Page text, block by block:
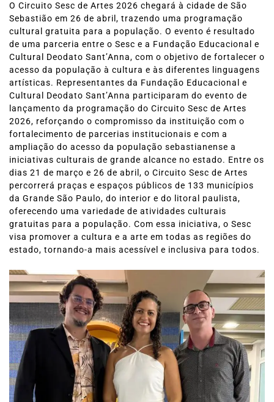
O Circuito Sesc de Artes 2026 chegará à cidade de São
Sebastião em 26 de abril, trazendo uma programação
cultural gratuita para a população. O evento é resultado
de uma parceria entre o Sesc e a Fundação Educacional e
Cultural Deodato Sant’Anna, com o objetivo de fortalecer o
acesso da população à cultura e às diferentes linguagens
artísticas. Representantes da Fundação Educacional e
Cultural Deodato Sant’Anna participaram do evento de
lançamento da programação do Circuito Sesc de Artes
2026, reforçando o compromisso da instituição com o
fortalecimento de parcerias institucionais e com a
ampliação do acesso da população sebastianense a
iniciativas culturais de grande alcance no estado. Entre os
dias 21 de março e 26 de abril, o Circuito Sesc de Artes
percorrerá praças e espaços públicos de 133 municípios
da Grande São Paulo, do interior e do litoral paulista,
oferecendo uma variedade de atividades culturais
gratuitas para a população. Com essa iniciativa, o Sesc
visa promover a cultura e a arte em todas as regiões do
estado, tornando-a mais acessível e inclusiva para todos.